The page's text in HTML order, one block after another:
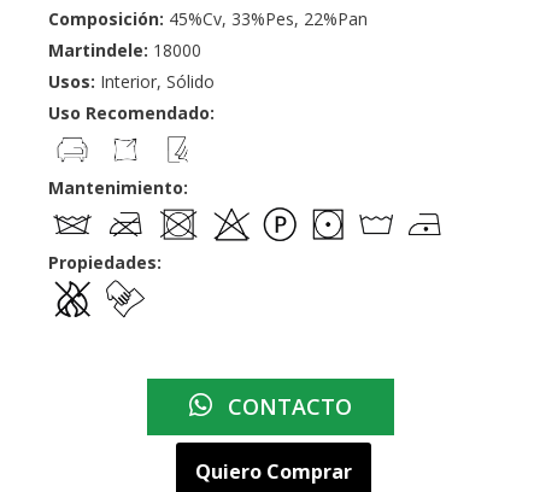
Composición: 45%Cv, 33%Pes, 22%Pan
Martindele: 18000
Usos: Interior, Sólido
Uso Recomendado:
Mantenimiento:
Propiedades:
CONTACTO
Quiero Comprar